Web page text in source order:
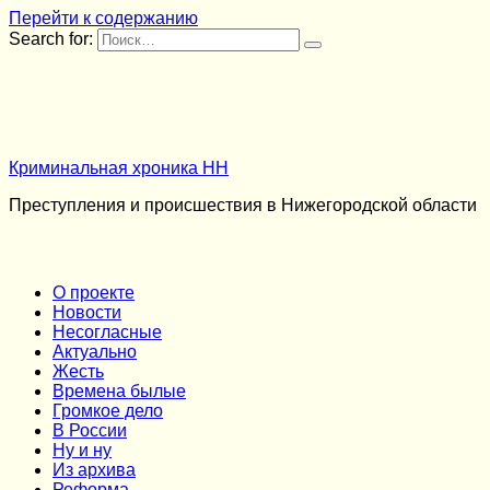
Перейти к содержанию
Search for:
Криминальная хроника НН
Преступления и происшествия в Нижегородской области
О проекте
Новости
Несогласные
Актуально
Жесть
Времена былые
Громкое дело
В России
Ну и ну
Из архива